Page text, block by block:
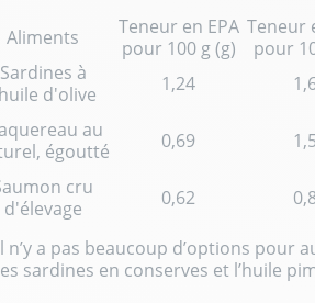
Aliments
Teneur en EPA
pour 100 g (g)
Teneur
pour
Sardines à
d'olive
1,24
au
égoutté
0,69
cru
d'élevage
0,62
n’y a pas beaucoup d’options pour
sardines en conserves et l’huile